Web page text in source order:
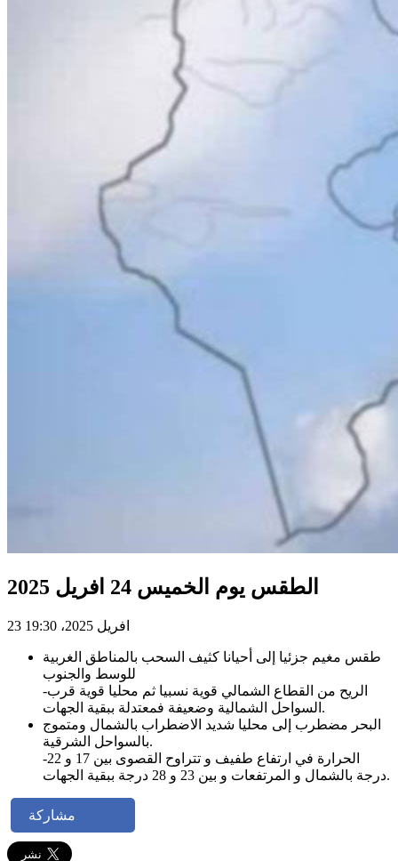
الطقس يوم الخميس 24 افريل 2025
23 افريل 2025، 19:30
طقس مغيم جزئيا إلى أحيانا كثيف السحب بالمناطق الغربية
للوسط والجنوب
-الريح من القطاع الشمالي قوية نسبيا ثم محليا قوية قرب
السواحل الشمالية وضعيفة فمعتدلة ببقية الجهات.
البحر مضطرب إلى محليا شديد الاضطراب بالشمال ومتموج
بالسواحل الشرقية.
-الحرارة في ارتفاع طفيف و تتراوح القصوى بين 17 و 22
درجة بالشمال و المرتفعات و بين 23 و 28 درجة ببقية الجهات.
مشاركة